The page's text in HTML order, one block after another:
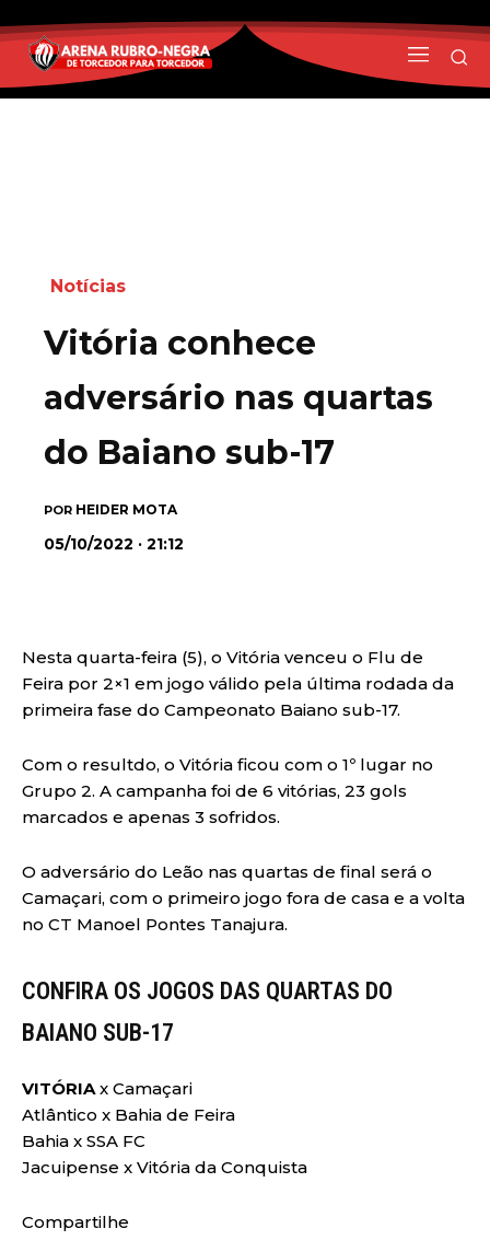
Notícias
Vitória conhece
adversário nas quartas
do Baiano sub-17
POR HEIDER MOTA
05/10/2022 · 21:12
Nesta quarta-feira (5), o Vitória venceu o Flu de
Feira por 2×1 em jogo válido pela última rodada da
primeira fase do Campeonato Baiano sub-17.
Com o resultdo, o Vitória ficou com o 1º lugar no
Grupo 2. A campanha foi de 6 vitórias, 23 gols
marcados e apenas 3 sofridos.
O adversário do Leão nas quartas de final será o
Camaçari, com o primeiro jogo fora de casa e a volta
no CT Manoel Pontes Tanajura.
CONFIRA OS JOGOS DAS QUARTAS DO
BAIANO SUB-17
VITÓRIA x Camaçari
Atlântico x Bahia de Feira
Bahia x SSA FC
Jacuipense x Vitória da Conquista
Compartilhe